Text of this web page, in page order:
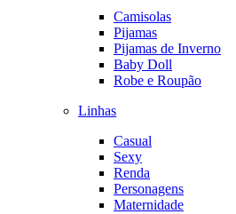
Camisolas
Pijamas
Pijamas de Inverno
Baby Doll
Robe e Roupão
Linhas
Casual
Sexy
Renda
Personagens
Maternidade